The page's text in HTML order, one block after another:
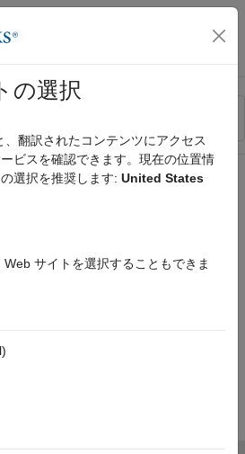
ス ナビゲーション メ
の選択
翻訳されたコンテンツにアクセス
ビスを確認できます。現在の位置情
選択を推奨します: United States
サイトを選択することもできま